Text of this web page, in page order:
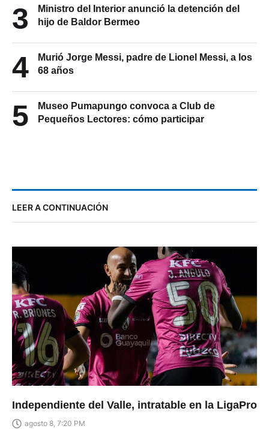
3
Ministro del Interior anunció la detención del
hijo de Baldor Bermeo
4
Murió Jorge Messi, padre de Lionel Messi, a los
68 años
5
Museo Pumapungo convoca a Club de
Pequeños Lectores: cómo participar
LEER A CONTINUACIÓN
Independiente del Valle, intratable en la LigaPro
agosto 8, 7:20 PM